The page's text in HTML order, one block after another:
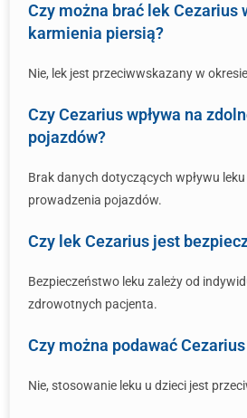
Czy można brać lek Cezarius
karmienia piersią?
Nie, lek jest przeciwwskazany w
Czy Cezarius wpływa na
pojazdów?
Brak danych dotyczących wpływu
prowadzenia pojazdów.
Czy lek Cezarius jest
Bezpieczeństwo leku zależy od
zdrowotnych pacjenta.
Czy można podawać
Nie, stosowanie leku u dzieci jest